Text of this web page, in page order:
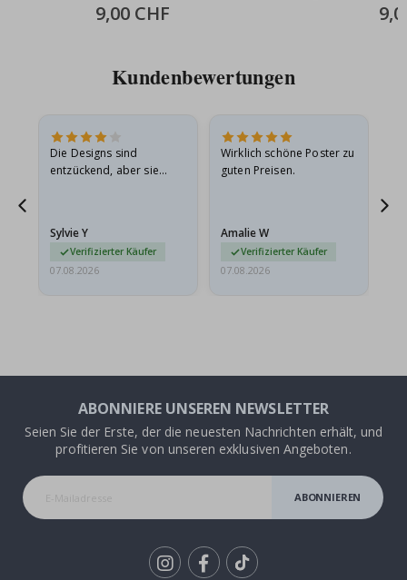
Special
Price
9,00 CHF Price
Kundenbewertungen
Die Designs sind
entzückend, aber sie
sie…
Sylvie Y
Verifizierter Käufer
07.08.2026
Wirklich schöne Poster zu
guten Preisen.
Amalie W
Verifizierter Käufer
07.08.2026
ABONNIERE UNSEREN NEWSLETTER
Seien Sie der Erste, der die neuesten Nachrichten erhält, und
profitieren Sie von unseren exklusiven Angeboten.
ABONNIEREN